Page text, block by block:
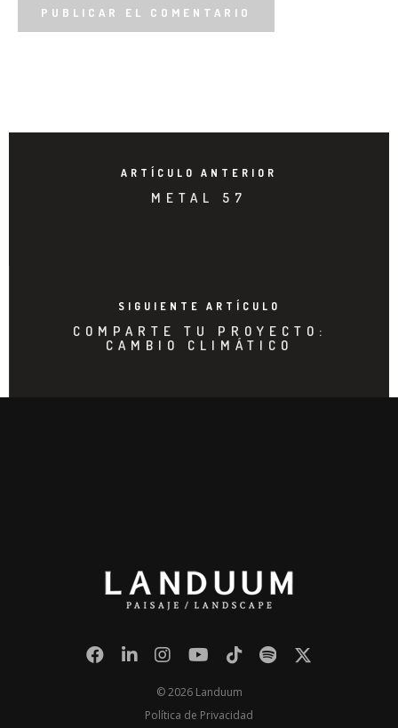
ARTÍCULO ANTERIOR
METAL 57
SIGUIENTE ARTÍCULO
COMPARTE TU PROYECTO:
CAMBIO CLIMÁTICO
© 2026 Landuum
Política de Privacidad